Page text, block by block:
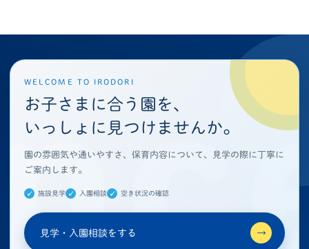
WELCOME TO IRODORI
お子さまに合う園を、
いっしょに見つけませんか。
園の雰囲気や通いやすさ、保育内容について、見学の際に丁寧に
ご案内します。
施設見学 入園相談 空き状況の確認
見学・入園相談をする →